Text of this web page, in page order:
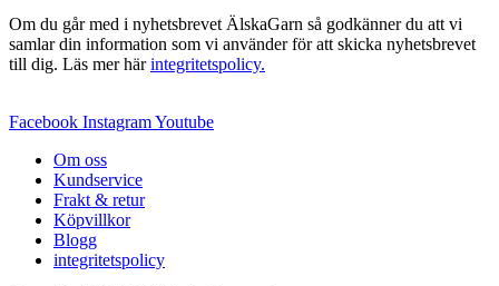
Om du går med i nyhetsbrevet ÄlskaGarn så godkänner du att vi
samlar din information som vi använder för att skicka nyhetsbrevet
till dig. Läs mer härintegritetspolicy.
Facebook InstagramYoutube
Om oss
Kundservice
Frakt & retur
Köpvillkor
Blogg
integritetspolicy